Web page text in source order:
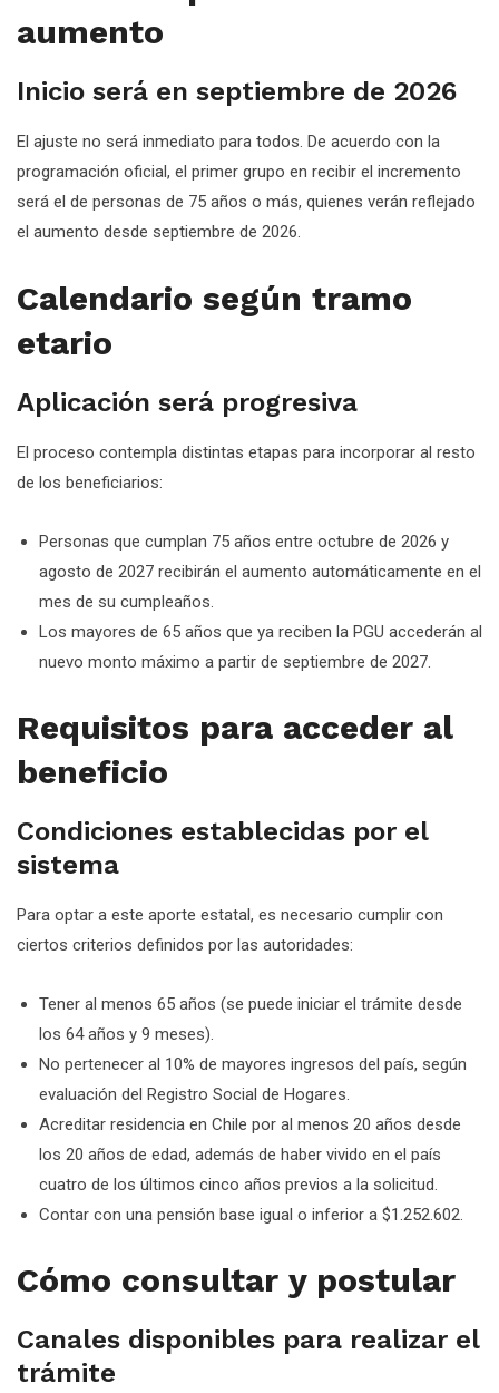
aumento
Inicio será en septiembre de 2026
El ajuste no será inmediato para todos. De acuerdo con la
programación oficial, el primer grupo en recibir el incremento
será el de personas de 75 años o más, quienes verán reflejado
el aumento desde septiembre de 2026.
Calendario según tramo
etario
Aplicación será progresiva
El proceso contempla distintas etapas para incorporar al resto
de los beneficiarios:
Personas que cumplan 75 años entre octubre de 2026 y
agosto de 2027 recibirán el aumento automáticamente en el
mes de su cumpleaños.
Los mayores de 65 años que ya reciben la PGU accederán al
nuevo monto máximo a partir de septiembre de 2027.
Requisitos para acceder al
beneficio
Condiciones establecidas por el
sistema
Para optar a este aporte estatal, es necesario cumplir con
ciertos criterios definidos por las autoridades:
Tener al menos 65 años (se puede iniciar el trámite desde
los 64 años y 9 meses).
No pertenecer al 10% de mayores ingresos del país, según
evaluación del Registro Social de Hogares.
Acreditar residencia en Chile por al menos 20 años desde
los 20 años de edad, además de haber vivido en el país
cuatro de los últimos cinco años previos a la solicitud.
Contar con una pensión base igual o inferior a $1.252.602.
Cómo consultar y postular
Canales disponibles para realizar el
trámite